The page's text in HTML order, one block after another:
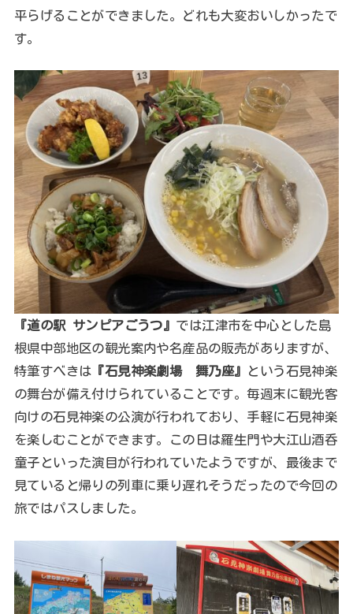
平らげることができました。どれも大変おいしかったで
す。
『道の駅 サンピアごうつ』 では江津市を中心とした島
根県中部地区の観光案内や名産品の販売がありますが、
特筆すべきは 『石見神楽劇場 舞乃座』
という石見神楽
の舞台が備え付けられていることです。毎週末に観光客
向けの石見神楽の公演が行われており、手軽に石見神楽
を楽しむことができます。この日は羅生門や大江山酒呑
童子といった演目が行われていたようですが、最後まで
見ていると帰りの列車に乗り遅れそうだったので今回の
旅ではパスしました。